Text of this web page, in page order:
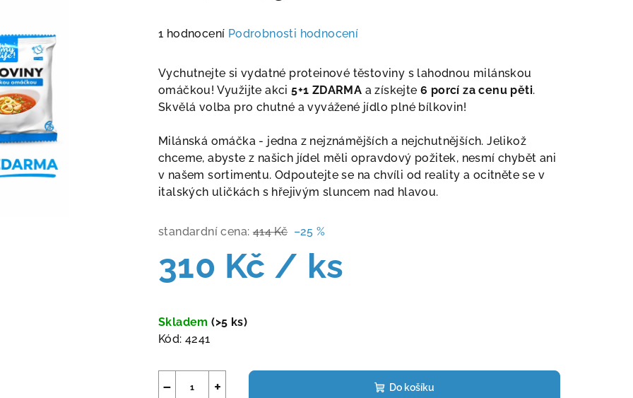
Průměrné
produktu
je
5,0
5
hvězdiček.
1 hodnocení Podrobnosti hodnocení
Vychutnejte si vydatné proteinové těstoviny s lahodnou milánskou
omáčkou! Využijte akci5+1 ZDARMA a získejte6 porcí za cenu pěti.
Skvělá volba pro chutné a vyvážené jídlo plné bílkovin!
Milánská omáčka - jedna z nejznámějších a nejchutnějších. Jelikož
chceme, abyste z našich jídel měli opravdový požitek, nesmí chybět ani
v našem sortimentu. Odpoutejte se na chvíli od reality a ocitněte se v
italských uličkách s hřejivým sluncem nad hlavou.
standardní cena: 414 Kč –25 %
310 Kč / ks
cena:
Skladem(>5 ks)
Kód: 4241
+
− Do košíku